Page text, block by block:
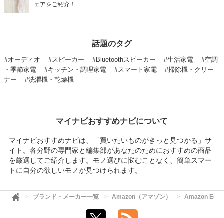
ェアをご紹介！
話題のタグ
#オーディオ #スピーカー #Bluetoothスピーカー #生活家電
#空調
・季節家電
#キッチン・調理家電 #スマート家電
#掃除機・クリー
ナー
#洗濯機・乾燥機
マイナビおすすめナビについて
マイナビおすすめナビは、「買いたいものがきっと見つかる」サ
イト。各分野の専門家と編集部があなたのためにおすすめの商品
を厳選してご紹介します。モノ選びに悩むことなく、簡単スマー
トに自分の欲しいモノが見つけられます。
ブランド・メーカー一覧 Amazon（アマゾン） Amazon